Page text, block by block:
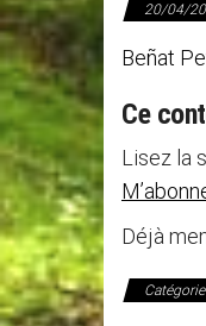
20/04/
Beñat
Ce
Lisez la
Déjà
Catégorie